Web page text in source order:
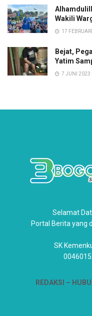
Wakili
17
Bejat,
Yatim
7 JUNI 2023
Selamat
Portal Berita yang
SK
REDAKSI –